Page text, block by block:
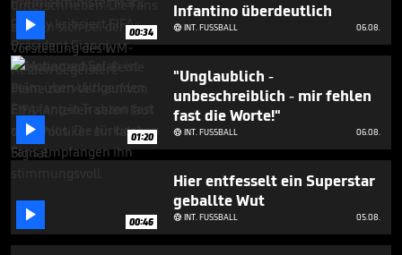
seconds
 00:34
Infantino überdeutlich
INT. FUSSBALL 06.08.
 01:20
"Unglaublich -
unbeschreiblich - mir fehlen
fast die Worte!"
INT. FUSSBALL 06.08.
 00:46
Hier entfesselt ein Superstar
geballte Wut
INT. FUSSBALL 05.08.